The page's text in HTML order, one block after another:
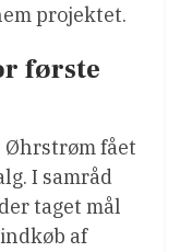
projektet.
første
Øhrstrøm fået
I samråd
taget mål
af